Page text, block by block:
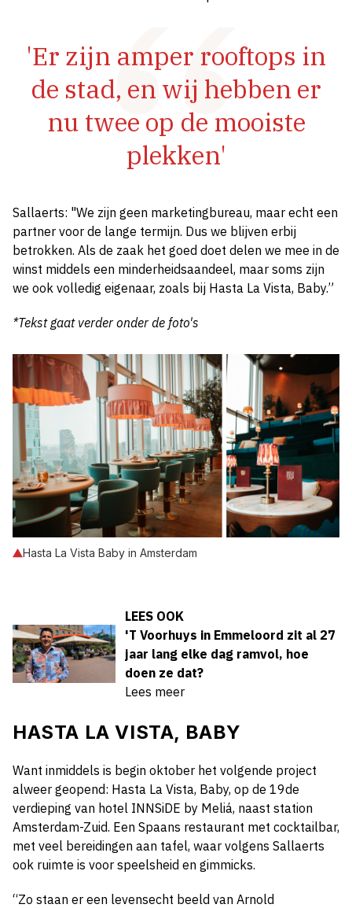
'Er zijn amper rooftops in
de stad, en wij hebben er
nu twee op de mooiste
plekken'
Sallaerts: "We zijn geen marketingbureau, maar echt een
partner voor de lange termijn. Dus we blijven erbij
betrokken. Als de zaak het goed doet delen we mee in de
winst middels een minderheidsaandeel, maar soms zijn
we ook volledig eigenaar, zoals bij Hasta La Vista, Baby.”
*Tekst gaat verder onder de foto's
Hasta La Vista Baby in Amsterdam
LEES OOK
'T Voorhuys in Emmeloord zit al 27
jaar lang elke dag ramvol, hoe
doen ze dat?
Lees meer
HASTA LA VISTA, BABY
Want inmiddels is begin oktober het volgende project
alweer geopend: Hasta La Vista, Baby, op de 19de
verdieping van hotel INNSiDE by Meliá, naast station
Amsterdam-Zuid. Een Spaans restaurant met cocktailbar,
met veel bereidingen aan tafel, waar volgens Sallaerts
ook ruimte is voor speelsheid en gimmicks.
“Zo staan er een levensecht beeld van Arnold